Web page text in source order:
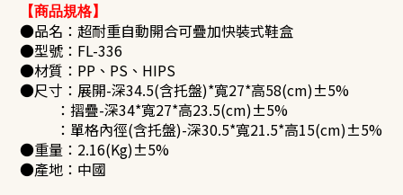
【商品規格】
●品名：超耐重自動開合可疊加快裝式鞋盒
●型號： FL-336
●材質：PP、PS、HIPS
●尺寸：展開-深34.5(含托盤)*寬27*高58(cm)±5%
：摺疊-深34*寬27*高23.5(cm)±5%
：單格內徑(含托盤)-深30.5*寬21.5*高15(cm)±5%
●重量：2.16(Kg)±5%
●產地：中國